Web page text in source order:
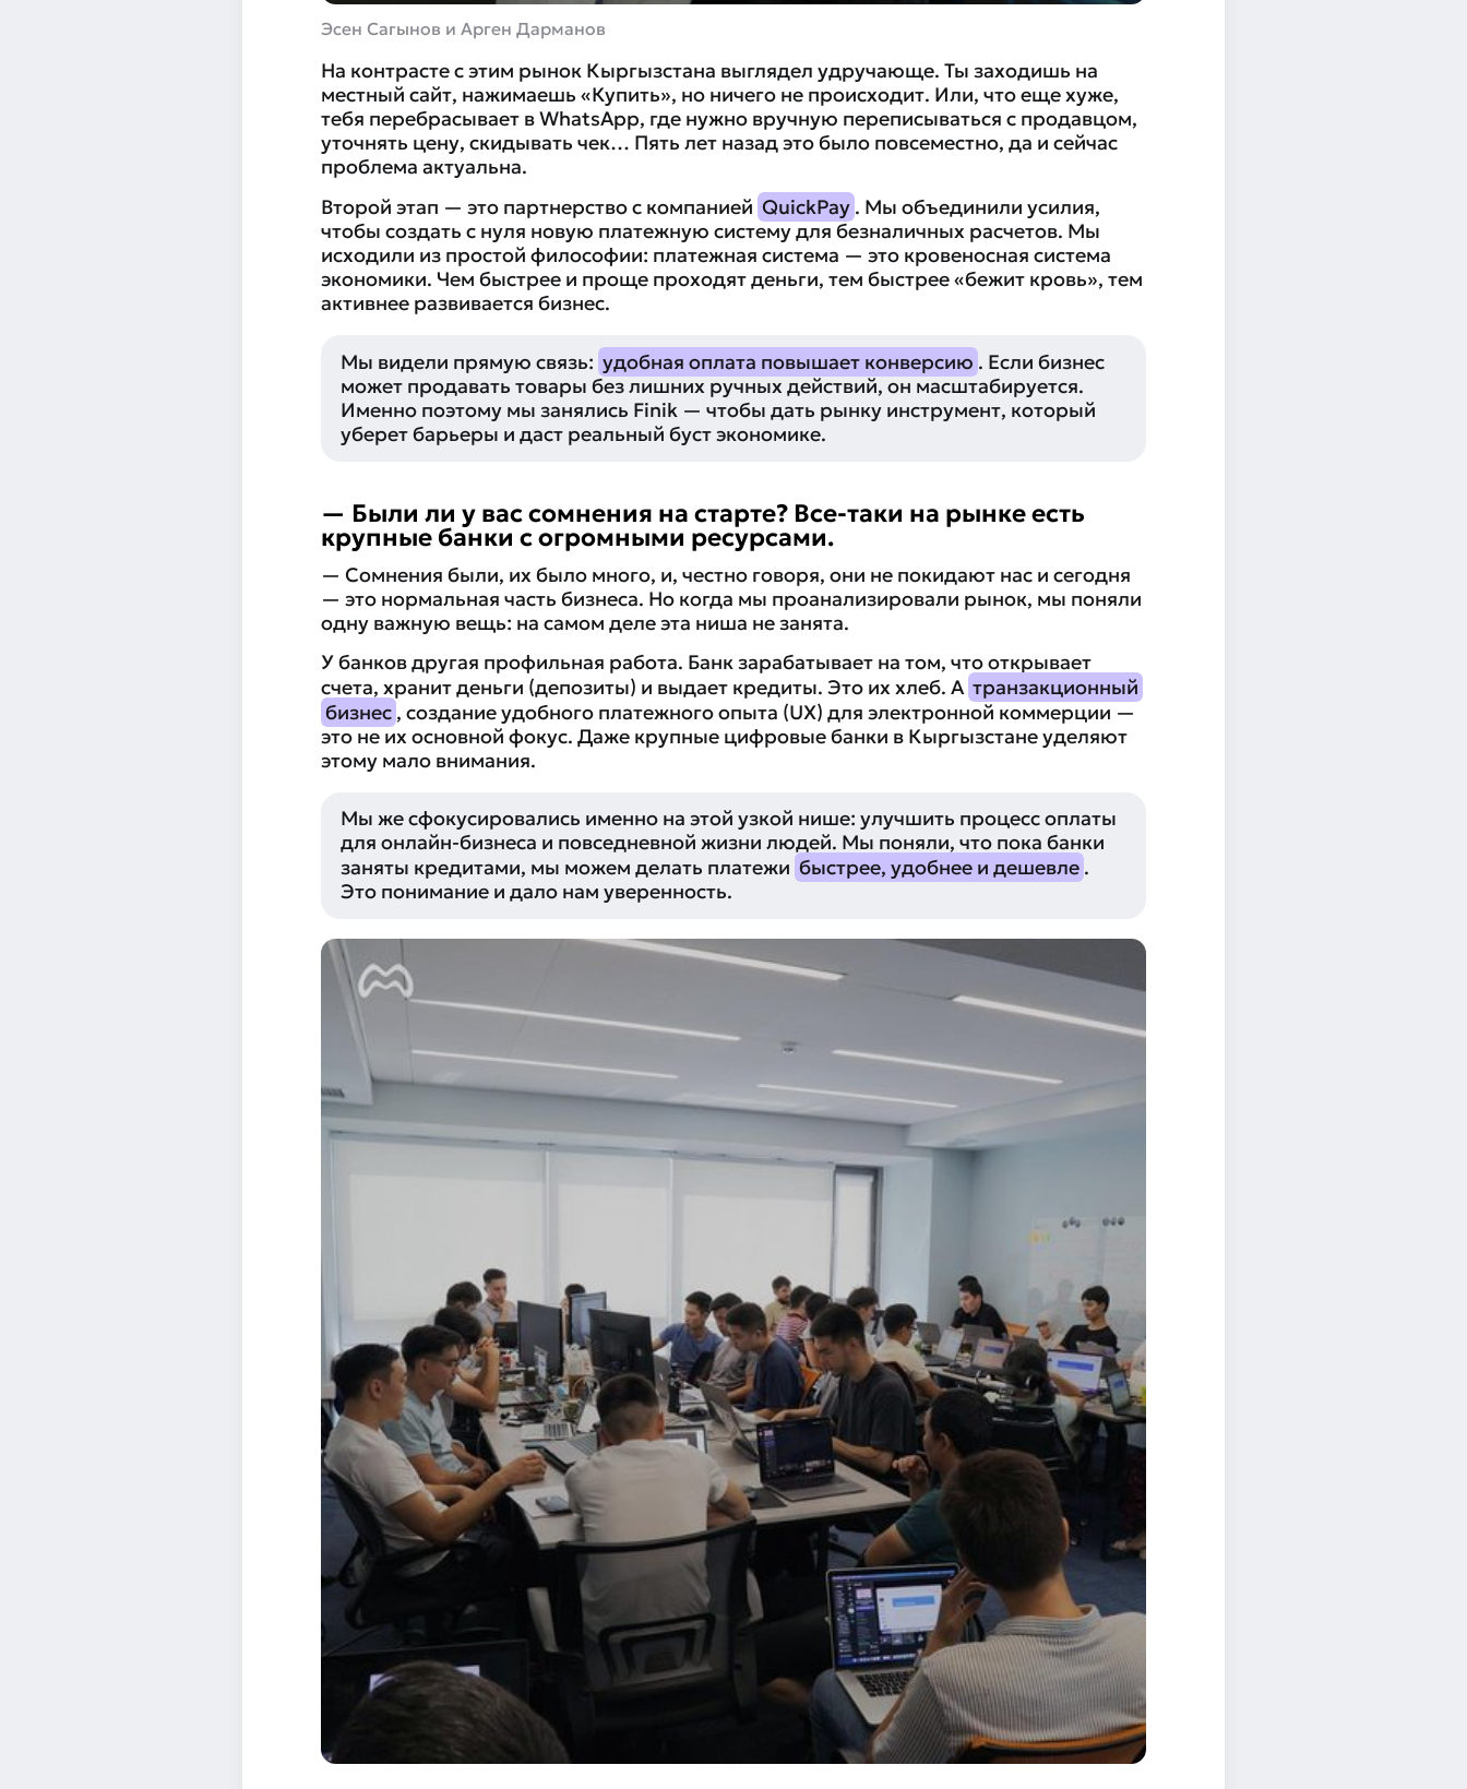
Эсен Сагынов и Арген Дарманов
На контрасте с этим рынок Кыргызстана выглядел удручающе. Ты заходишь на
местный сайт, нажимаешь «Купить», но ничего не происходит. Или, что еще хуже,
тебя перебрасывает в WhatsApp, где нужно вручную переписываться с продавцом,
уточнять цену, скидывать чек… Пять лет назад это было повсеместно, да и сейчас
проблема актуальна.
Второй этап — это партнерство с компанией QuickPay . Мы объединили усилия,
чтобы создать с нуля новую платежную систему для безналичных расчетов. Мы
исходили из простой философии: платежная система — это кровеносная система
экономики. Чем быстрее и проще проходят деньги, тем быстрее «бежит кровь», тем
активнее развивается бизнес.
Мы видели прямую связь: удобная оплата повышает конверсию . Если бизнес
может продавать товары без лишних ручных действий, он масштабируется.
Именно поэтому мы занялись Finik — чтобы дать рынку инструмент, который
уберет барьеры и даст реальный буст экономике.
— Были ли у вас сомнения на старте? Все-таки на рынке есть
крупные банки с огромными ресурсами.
— Сомнения были, их было много, и, честно говоря, они не покидают нас и сегодня
— это нормальная часть бизнеса. Но когда мы проанализировали рынок, мы поняли
одну важную вещь: на самом деле эта ниша не занята.
У банков другая профильная работа. Банк зарабатывает на том, что открывает
счета, хранит деньги (депозиты) и выдает кредиты. Это их хлеб. А транзакционный
бизнес , создание удобного платежного опыта (UX) для электронной коммерции —
это не их основной фокус. Даже крупные цифровые банки в Кыргызстане уделяют
этому мало внимания.
Мы же сфокусировались именно на этой узкой нише: улучшить процесс оплаты
для онлайн-бизнеса и повседневной жизни людей. Мы поняли, что пока банки
заняты кредитами, мы можем делать платежи быстрее, удобнее и дешевле .
Это понимание и дало нам уверенность.